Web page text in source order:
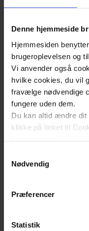
Denne hjemmeside
Hjemmesiden
brugeroplevelsen og
Vi anvender også
hvilke cookies, du vil
fravælge nødvendige
fungere uden dem.
Du kan altid ændre dit
klikke på linket til
Læs mere om brugen
Læs mere om vores
Nødvendig
Præferencer
Statistik